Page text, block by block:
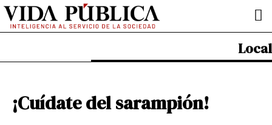
Ir
contenido
Local
¡Cuídate del sarampión!